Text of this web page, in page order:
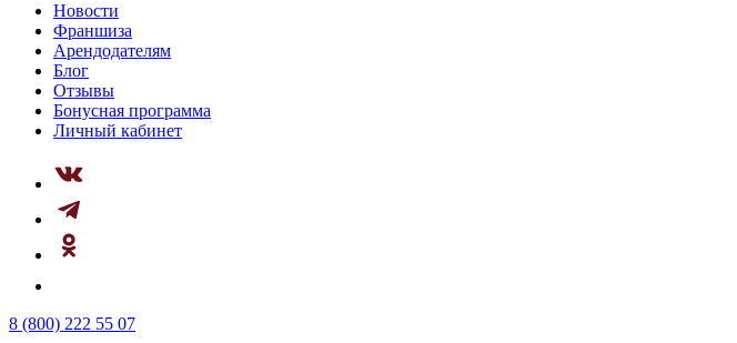
Новости
Франшиза
Арендодателям
Блог
Отзывы
Бонусная программа
Личный кабинет
8 (800) 222 55 07